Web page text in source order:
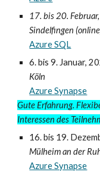
17. bis 20.
Sindelfingen
Azure SQL
6. bis9. Januar,
Köln
Azure Synapse
Gute Erfahrung.
Interessen des
16. bis 19.
Mülheim an der
Azure Synapse